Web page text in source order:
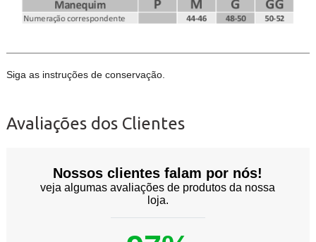
Siga as instruções de conservação.
Avaliações dos Clientes
Nossos clientes falam por nós!
veja algumas avaliações de produtos da nossa
loja.